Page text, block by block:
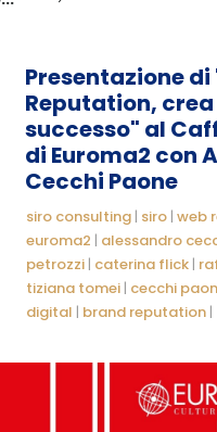
Presentazione di
Reputation,
successo" al
di Euroma2 con
Cecchi Paone
siro consulting | siro | web
euroma2 | alessandro
petrozzi | caterina flick |
tiziana tomei | cecchi
digital | brand reputation |